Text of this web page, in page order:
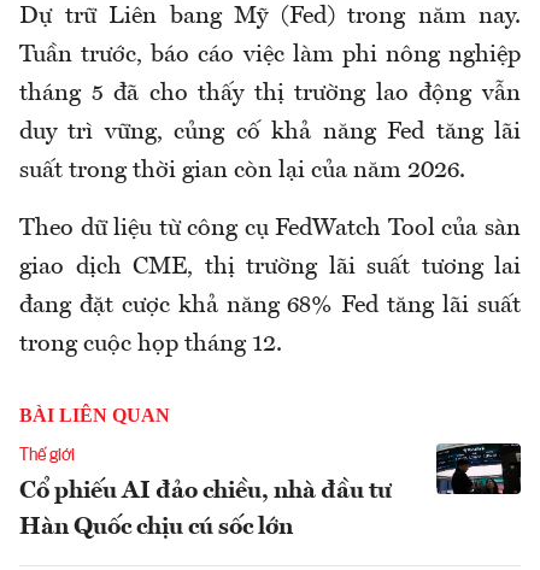
Dự trữ Liên bang Mỹ (Fed) trong năm nay.
Tuần trước, báo cáo việc làm phi nông nghiệp
tháng 5 đã cho thấy thị trường lao động vẫn
duy trì vững, củng cố khả năng Fed tăng lãi
suất trong thời gian còn lại của năm 2026.
Theo dữ liệu từ công cụFedWatch Tool của sàn
giao dịch CME, thị trường lãi suất tương lai
đang đặt cược khả năng 68% Fed tăng lãi suất
trong cuộc họp tháng 12.
BÀI LIÊN QUAN
Thế giới
Cổ phiếu AI đảo chiều, nhà đầu tư
Hàn Quốc chịu cú sốc lớn